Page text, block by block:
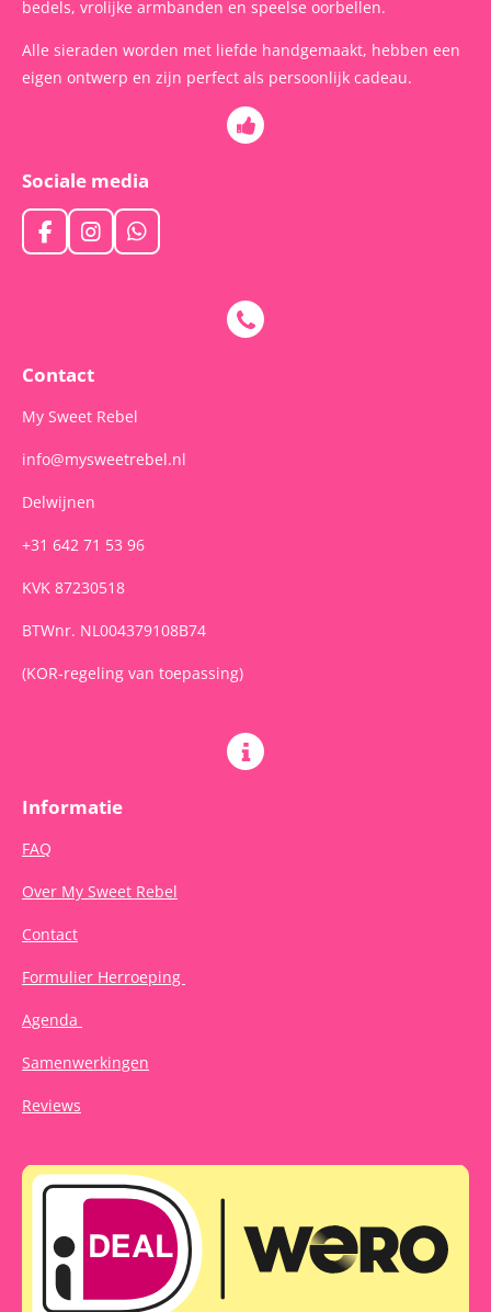
bedels, vrolijke armbanden en speelse oorbellen.
Alle sieraden worden met liefde handgemaakt, hebben een
eigen ontwerp en zijn perfect als persoonlijk cadeau.
Sociale media
F
a
k
I
n
r
a
m
W
h
Contact
My Sweet Rebel
info@mysweetrebel.nl
Delwijnen
+31 642 71 53 96
KVK 87230518
BTWnr. NL004379108B74
(KOR-regeling van toepassing)
Informatie
FAQ
Over My Sweet Rebel
Contact
Formulier Herroeping
Agenda
Samenwerkingen
Reviews